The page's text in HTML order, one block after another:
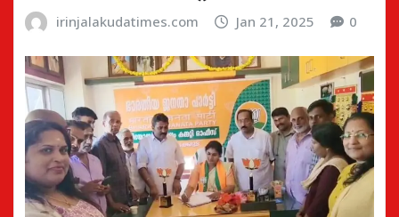
irinjalakudatimes.com Jan 21, 2025 0